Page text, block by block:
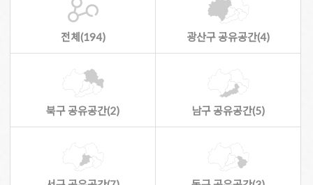
전체(194) 광산구 공유공간(4)
북구 공유공간(2) 남구 공유공간(5)